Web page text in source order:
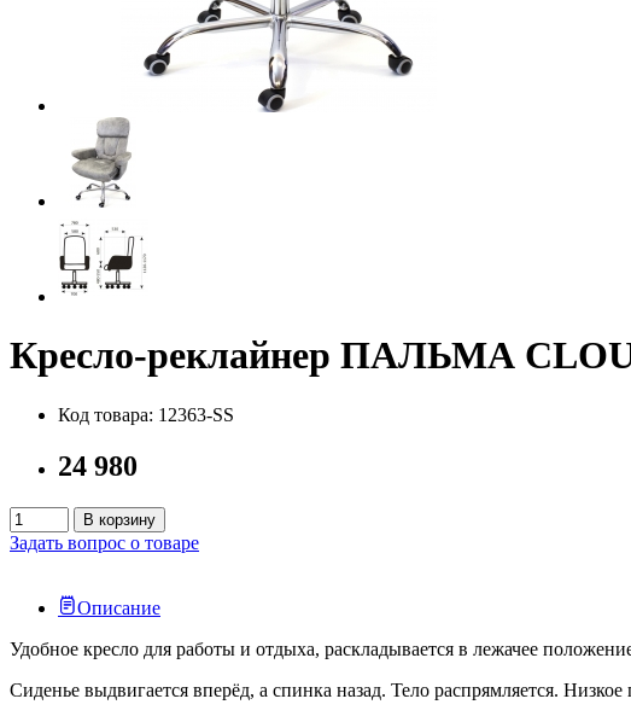
Кресло-реклайнер ПАЛЬМА
Код товара: 12363-SS
24 980
В корзину
Задать вопрос о товаре
Описание
Удобное кресло для работы и отдыха, раскладывается в лежачее
Сиденье выдвигается вперёд, а спинка назад. Тело распрямляется.